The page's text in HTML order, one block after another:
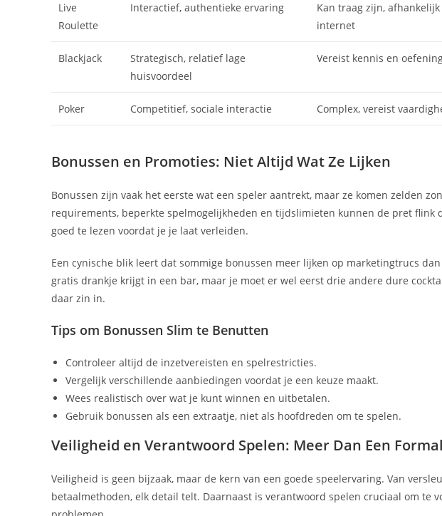
Live
Roulette
Interactief, authentieke ervaring
Kan traag zijn, afhankelijk
internet
Blackjack
Strategisch, relatief lage
huisvoordeel
Vereist kennis en
Poker Competitief, sociale interactie Complex, vereist
Bonussen en Promoties: Niet Altijd Wat Ze Lijken
Bonussen zijn vaak het eerste wat een speler aantrekt, maar ze komen zelden
requirements, beperkte spelmogelijkheden en tijdslimieten kunnen de pret flink
goed te lezen voordat je je laat verleiden.
Een cynische blik leert dat sommige bonussen meer lijken op marketingtrucs
gratis drankje krijgt in een bar, maar je moet er wel eerst drie andere dure
daar zin in.
Tips om Bonussen Slim te Benutten
Controleer altijd de inzetvereisten en spelrestricties.
Vergelijk verschillende aanbiedingen voordat je een keuze maakt.
Wees realistisch over wat je kunt winnen en uitbetalen.
Gebruik bonussen als een extraatje, niet als hoofdreden om te spelen.
Veiligheid en Verantwoord Spelen: Meer Dan Een
Veiligheid is geen bijzaak, maar de kern van een goede speelervaring. Van
betaalmethoden, elk detail telt. Daarnaast is verantwoord spelen cruciaal om te